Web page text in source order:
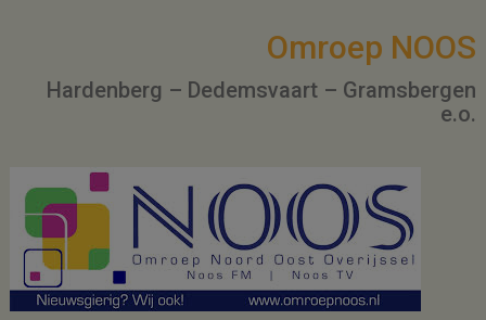
Omroep NOOS
Hardenberg – Dedemsvaart – Gramsbergen
e.o.